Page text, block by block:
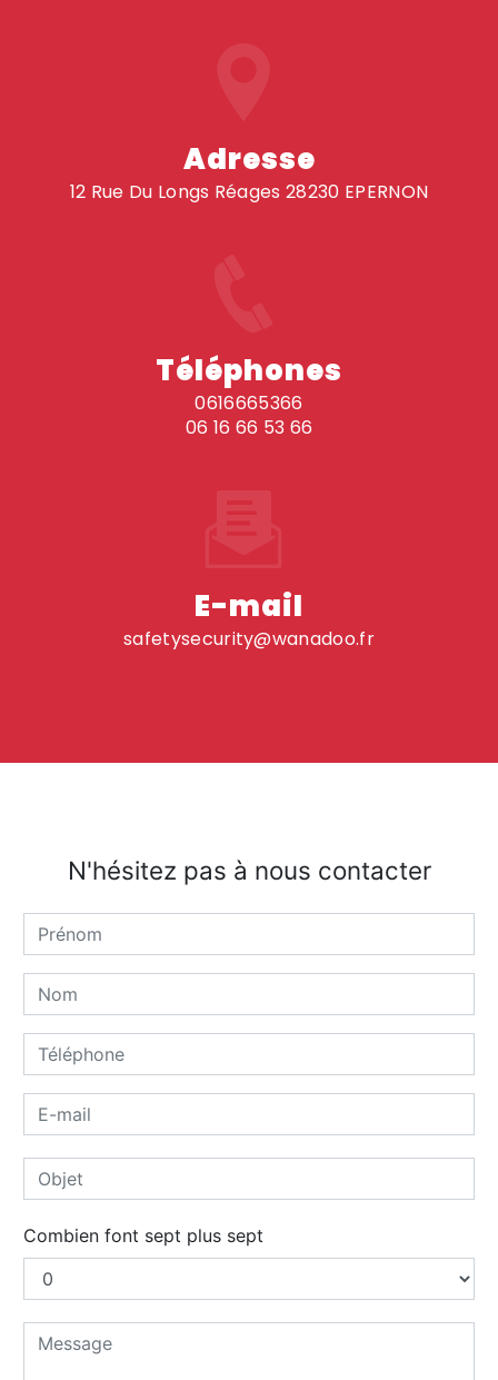
Adresse
12 Rue Du Longs Réages 28230 EPERNON
Téléphones
0616665366
06 16 66 53 66
E-mail
safetysecurity@wanadoo.fr
N'hésitez pas à nous contacter
Combien font sept plus sept